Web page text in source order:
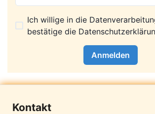
Ich willige in die
bestätige die
Anmelden
Kontakt